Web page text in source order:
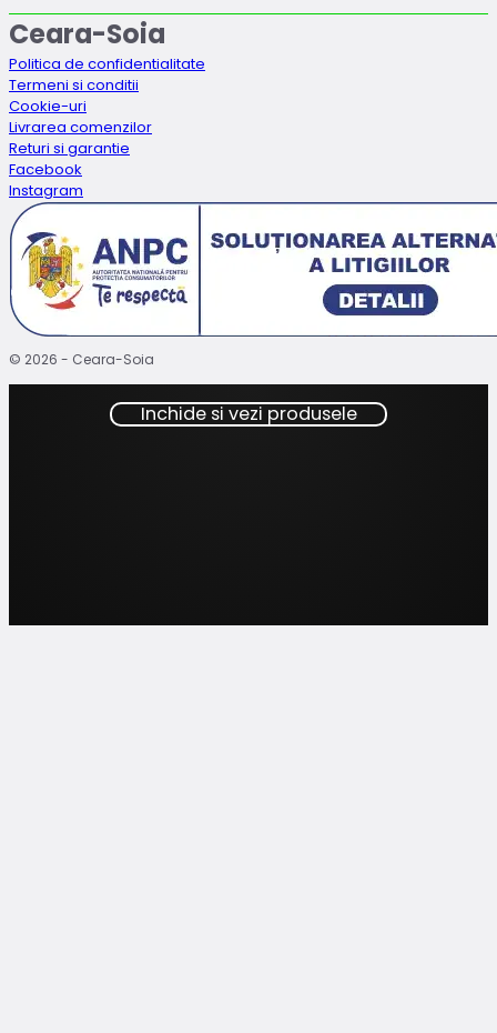
Ceara-Soia
Politica de confidentialitate
Termeni si conditii
Cookie-uri
Livrarea comenzilor
Returi si garantie
Facebook
Instagram
© 2026 - Ceara-Soia
Inchide si vezi produsele